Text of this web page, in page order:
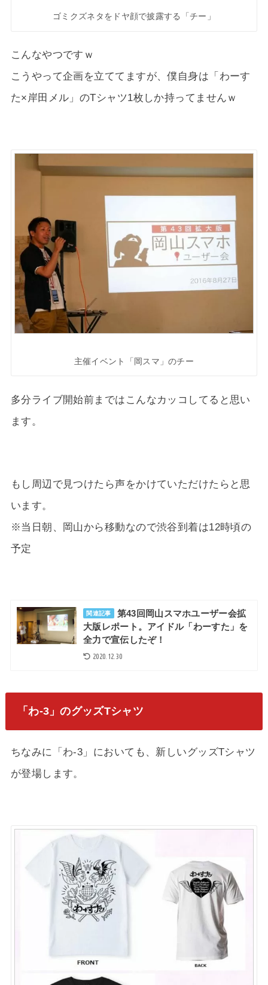
ゴミクズネタをドヤ顔で披露する「チー」
こんなやつですｗ
こうやって企画を立ててますが、僕自身は「わーす
た×岸田メル」のTシャツ1枚しか持ってませんｗ
主催イベント「岡スマ」のチー
多分ライブ開始前まではこんなカッコしてると思い
ます。
もし周辺で見つけたら声をかけていただけたらと思
います。
※当日朝、岡山から移動なので渋谷到着は12時頃の
予定
関連記事
第43回岡山スマホユーザー会拡
大版レポート。アイドル「わーすた」を
全力で宣伝したぞ！
2020.12.30
「わ-3」のグッズTシャツ
ちなみに「わ-3」においても、新しいグッズTシャツ
が登場します。